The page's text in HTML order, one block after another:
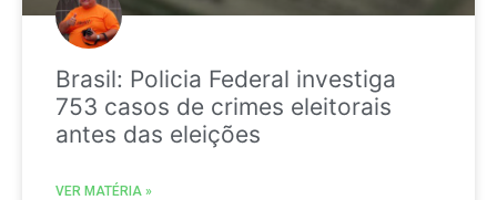
Brasil: Policia Federal investiga
753 casos de crimes eleitorais
antes das eleições
VER MATÉRIA »